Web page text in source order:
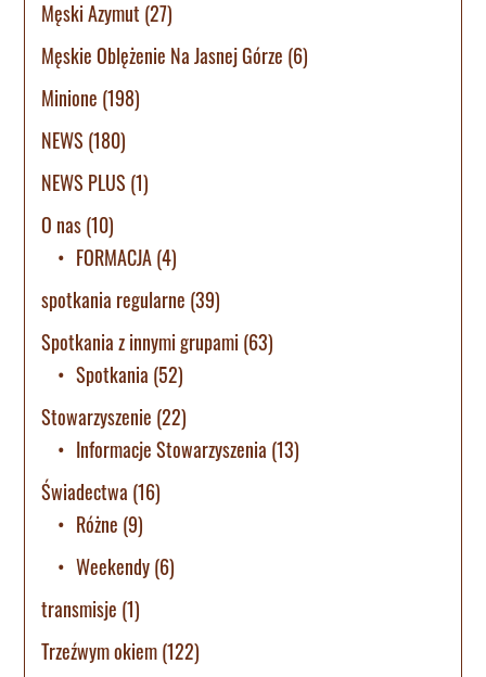
Męski Azymut (27)
Męskie Oblężenie Na Jasnej Górze (6)
Minione (198)
NEWS (180)
NEWS PLUS (1)
O nas(10)
FORMACJA(4)
spotkania regularne (39)
Spotkania z innymi grupami (63)
Spotkania (52)
Stowarzyszenie (22)
Informacje Stowarzyszenia (13)
Świadectwa (16)
Różne (9)
Weekendy(6)
transmisje (1)
Trzeźwym okiem(122)